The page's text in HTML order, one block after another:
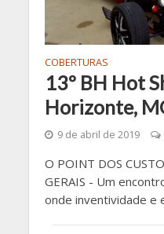
COBERTURAS
13º BH Hot
Horizonte,
9 de abril de 2019
O POINT DOS
GERAIS - Um
onde inventividade e